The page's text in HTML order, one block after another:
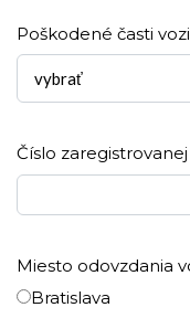
Poškodené časti
vybrať
Číslo
Miesto odovzdania
Bratislava